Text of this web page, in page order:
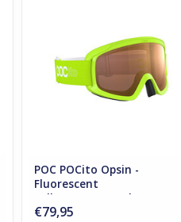
TOEVOEGEN AAN WINKELWAGEN
POC POCito Opsin -
Fluorescent
YellowGreen/Partly Sunny
Light Orange
€79,95